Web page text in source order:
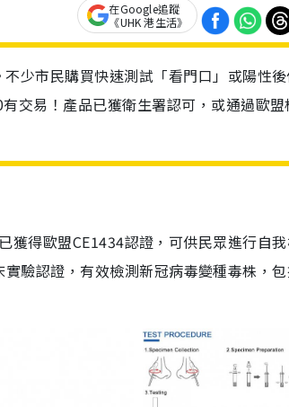
在Google追蹤
《UHK 港生活》
少市民購買快速測試「看門口」或陽性
交易！產品已獲衛生署認可，或通過歐盟
得歐盟CE1434認證，可供民眾進行自
驗認證，有效檢測新冠病毒變種毒株，